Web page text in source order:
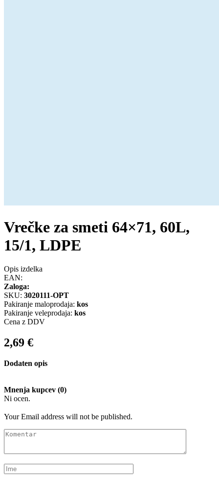
Vrečke za smeti 64×71, 60L,
15/1, LDPE
Opis izdelka
EAN:
Zaloga:
SKU: 3020111-OPT
Pakiranje maloprodaja: kos
Pakiranje veleprodaja: kos
Cena z DDV
2,69 €
Dodaten opis
Mnenja kupcev (0)
Ni ocen.
Your Email address will not be published.